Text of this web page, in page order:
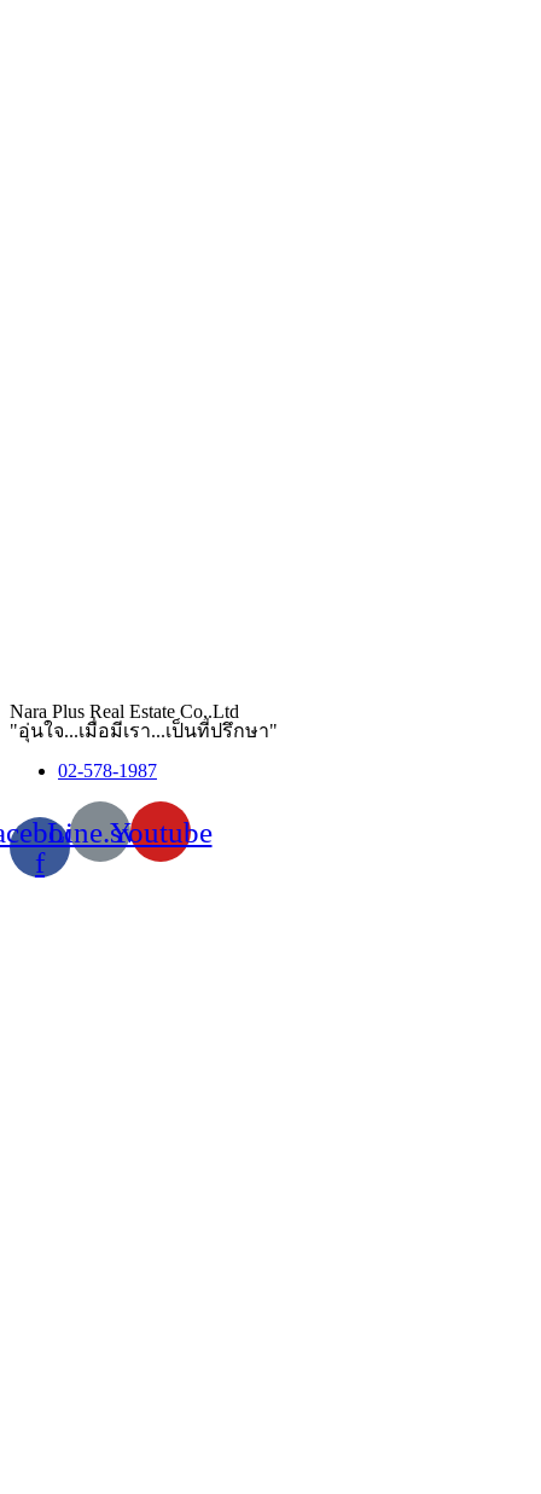
Nara Plus Real Estate Co,.Ltd
"อุ่นใจ...เมื่อมีเรา...เป็นที่ปรึกษา"
02-578-1987
f
Line.svgYoutube